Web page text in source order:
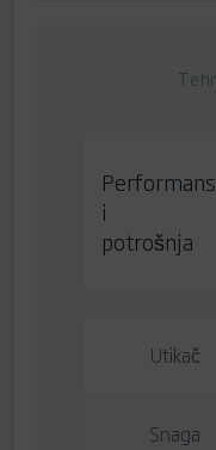
i
potrošnja
Utikač
Snaga